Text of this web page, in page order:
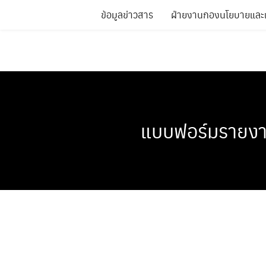
ข้อมูลข่าวสาร ฝ่ายงานกองนโยบายแล
แบบฟอร์มรายง